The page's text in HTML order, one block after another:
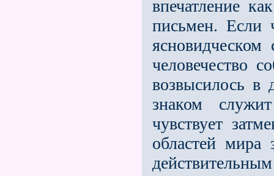
впечатление
письмен. Если
человечество
возвысилось в
знаком
чувствует
областей мира